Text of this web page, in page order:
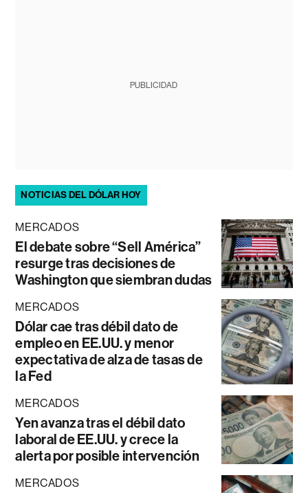
PUBLICIDAD
NOTICIAS DEL DÓLAR HOY
MERCADOS
El debate sobre “Sell América”
resurge tras decisiones de
Washington que siembran dudas
MERCADOS
Dólar cae tras débil dato de
empleo en EE.UU. y menor
expectativa de alza de tasas de
la Fed
MERCADOS
Yen avanza tras el débil dato
laboral de EE.UU. y crece la
alerta por posible intervención
MERCADOS